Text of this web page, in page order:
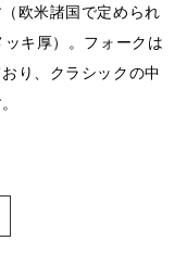
欧米諸国で定められ
キ厚）。フォークは
り、クラシックの中